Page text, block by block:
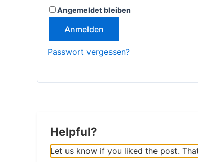
Angemeldet bleiben
Anmelden
Passwort vergessen?
Helpful?
Let us know if you liked the post.